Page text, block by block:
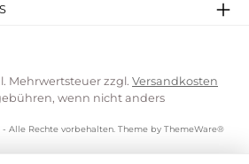
Mehrwertsteuer zzgl. Versandkosten
wenn nicht anders
- Alle Rechte vorbehalten. Theme by ThemeWare®